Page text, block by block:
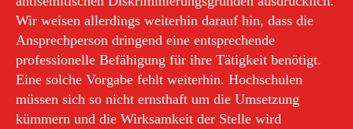
Wir weisen allerdings weiterhin darauf hin, dass die
Ansprechperson dringend eine entsprechende
professionelle Befähigung für ihre Tätigkeit benötigt.
Eine solche Vorgabe fehlt weiterhin. Hochschulen
müssen sich so nicht ernsthaft um die Umsetzung
kümmern und die Wirksamkeit der Stelle wird